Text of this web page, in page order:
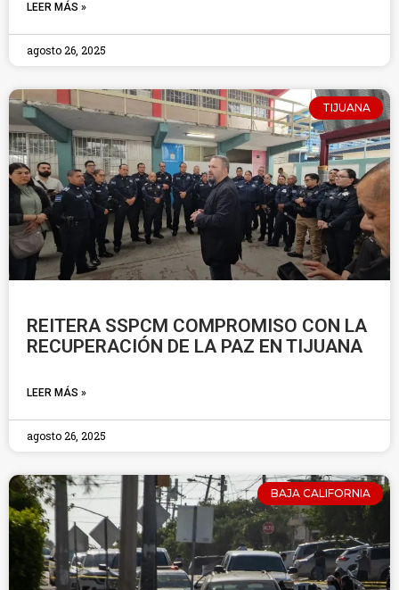
LEER MÁS »
agosto 26, 2025
TIJUANA
REITERA SSPCM COMPROMISO CON LA
RECUPERACIÓN DE LA PAZ EN TIJUANA
LEER MÁS »
agosto 26, 2025
BAJA CALIFORNIA